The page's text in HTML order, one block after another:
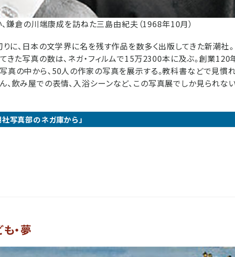
鎌倉の川端康成を訪ねた三島由紀夫（1968年10月）
に、日本の文学界に名を残す作品を数多く出版してきた新潮社。
た写真の数は、ネガ・フィルムで15万2300本に及ぶ。創業120
真の中から、50人の作家の写真を展示する。教科書などで見慣
、飲み屋での表情、入浴シーンなど、この写真展でしか見られな
写真部のネガ庫から」
・夢